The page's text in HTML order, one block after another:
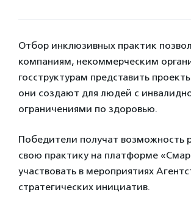
Отбор инклюзивных практик
компаниям, некоммерческим
госструктурам представить
они создают для людей с
ограничениями по здоровью.
Победители получат возможность
свою практику на платформе
участвовать в мероприятиях
стратегических инициатив.